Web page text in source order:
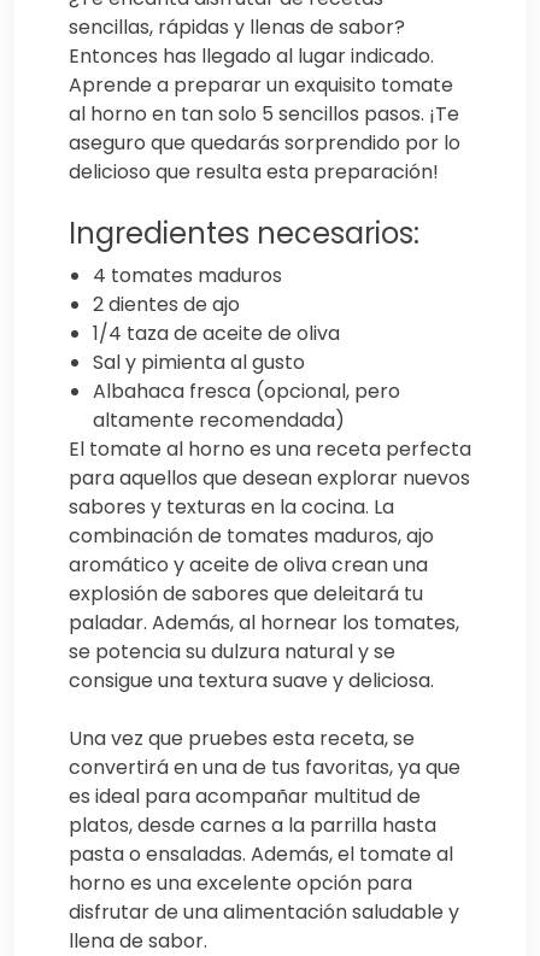
sencillas, rápidas y llenas de sabor?
Entonces has llegado al lugar indicado.
Aprende a preparar un exquisito tomate
al horno en tan solo 5 sencillos pasos. ¡Te
aseguro que quedarás sorprendido por lo
delicioso que resulta esta preparación!
Ingredientes necesarios:
4 tomates maduros
2 dientes de ajo
1/4 taza de aceite de oliva
Sal y pimienta al gusto
Albahaca fresca (opcional, pero
altamente recomendada)
El tomate al horno es una receta perfecta
para aquellos que desean explorar nuevos
sabores y texturas en la cocina. La
combinación de tomates maduros, ajo
aromático y aceite de oliva crean una
explosión de sabores que deleitará tu
paladar. Además, al hornear los tomates,
se potencia su dulzura natural y se
consigue una textura suave y deliciosa.
Una vez que pruebes esta receta, se
convertirá en una de tus favoritas, ya que
es ideal para acompañar multitud de
platos, desde carnes a la parrilla hasta
pasta o ensaladas. Además, el tomate al
horno es una excelente opción para
disfrutar de una alimentación saludable y
llena de sabor.